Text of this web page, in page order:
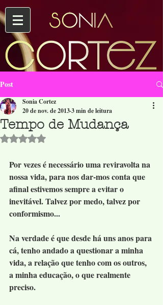
Post
Tempo de Mudança
Sonia Cortez
20 de nov. de 20133 min de leitura
Avaliado com NaN de 5 estrelas.
Por vezes é necessário uma reviravolta na
nossa vida, para nos dar-mos conta que
afinal estivemos sempre a evitar o
inevitável. Talvez por medo, talvez por
conformismo...
Na verdade é que desde há uns anos para
cá, tenho andado a questionar a minha
vida, a relação que tenho com os outros,
a minha educação, o que realmente
preciso.